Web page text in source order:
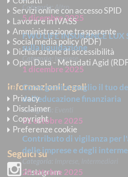
Categoria:
5 dicembre 2025
FWU LIFE INSURANCE
sulla liquidazione
Categoria: Imprese
1 dicembre 2025
Come gestire meglio il tuo
dell'educazione finanziaria
Categoria:
31 ottobre 2025
Contributo di vigilanza per
delle imprese e degli
28 ottobre 2025
Servizi online con accesso SPID
Lavorare in IVASS
Amministrazione trasparente
Social media policy (PDF)
Dichiarazione di accessibilità
Open Data - Metadati Agid
Informazioni Legali
Privacy
Disclaimer
Copyright
Preferenze cookie
Seguici su
Instagram